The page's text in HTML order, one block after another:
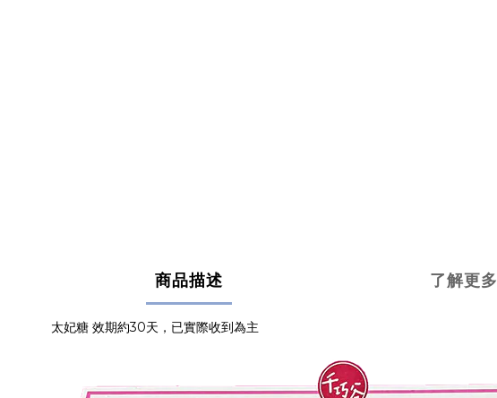
商品描述 了解更多
太妃糖 效期約30天，已實際收到為主